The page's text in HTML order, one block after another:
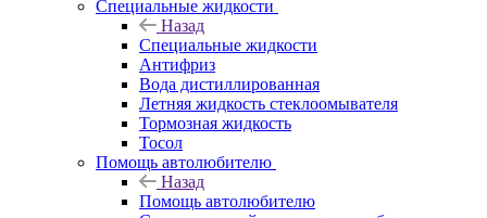
Специальные жидкости
Назад
Специальные жидкости
Антифриз
Вода дистиллированная
Летняя жидкость стеклоомывателя
Тормозная жидкость
Тосол
Помощь автолюбителю
Назад
Помощь автолюбителю